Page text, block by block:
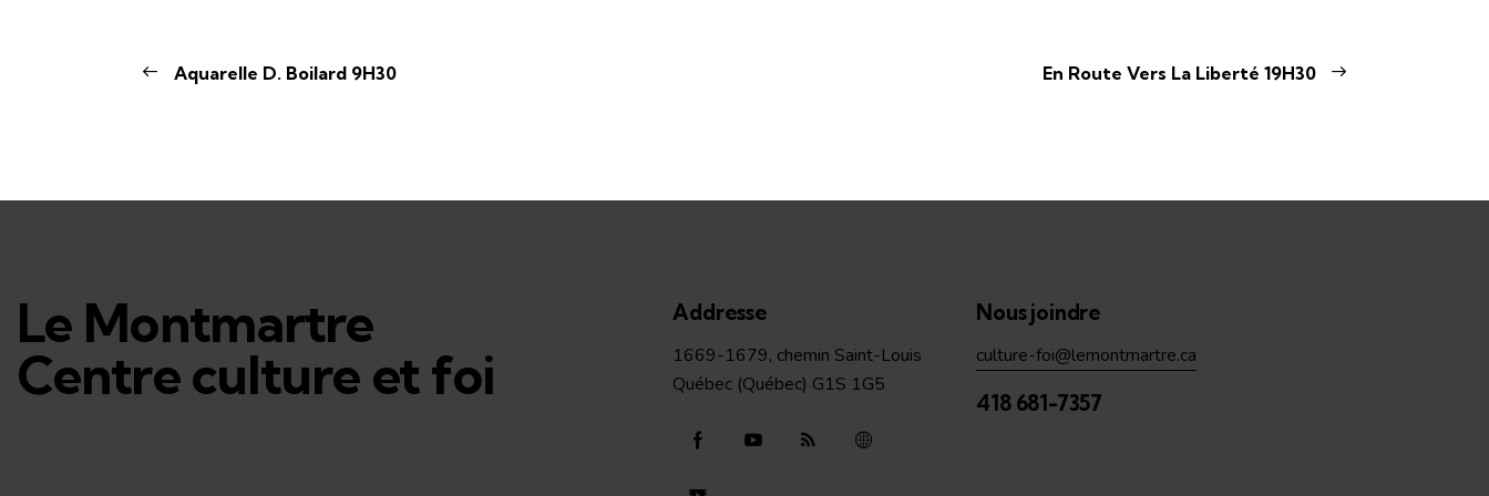
Aquarelle D. Boilard 9H30 En Route Vers La Liberté 19H30
Le Montmartre
Centre culture et foi
Addresse
1669-1679, chemin Saint-Louis
Québec (Québec) G1S 1G5
Nous joindre
culture-foi@lemontmartre.ca
418 681-7357